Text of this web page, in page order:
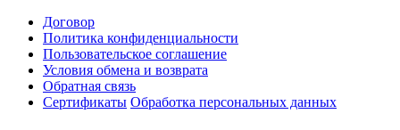
Договор
Политика конфиденциальности
Пользовательское соглашение
Условия обмена и возврата
Обратная связь
Сертификаты Обработка персональных данных